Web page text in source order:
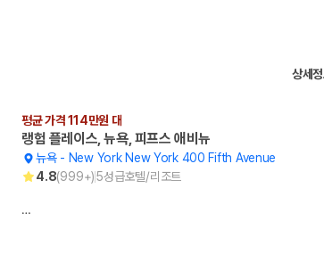
상세
평균 가격 114만원 대
랭험 플레이스, 뉴욕, 피프스 애비뉴
뉴욕- New York New York 400 Fifth Avenue
4.8(999+)5성급호텔/리조트
…